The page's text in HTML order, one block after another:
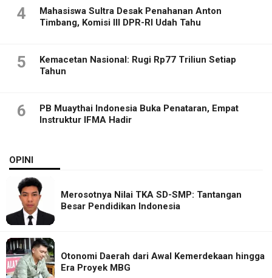
4
Mahasiswa Sultra Desak Penahanan Anton
Timbang, Komisi III DPR-RI Udah Tahu
5
Kemacetan Nasional: Rugi Rp77 Triliun Setiap
Tahun
6
PB Muaythai Indonesia Buka Penataran, Empat
Instruktur IFMA Hadir
OPINI
Merosotnya Nilai TKA SD-SMP: Tantangan
Besar Pendidikan Indonesia
Otonomi Daerah dari Awal Kemerdekaan hingga
Era Proyek MBG